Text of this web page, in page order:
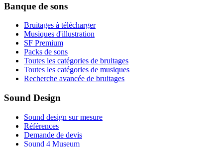
Banque de sons
Bruitages à télécharger
Musiques d'illustration
SF Premium
Packs de sons
Toutes les catégories de bruitages
Toutes les catégories de musiques
Recherche avancée de bruitages
Sound Design
Sound design sur mesure
Références
Demande de devis
Sound 4 Museum